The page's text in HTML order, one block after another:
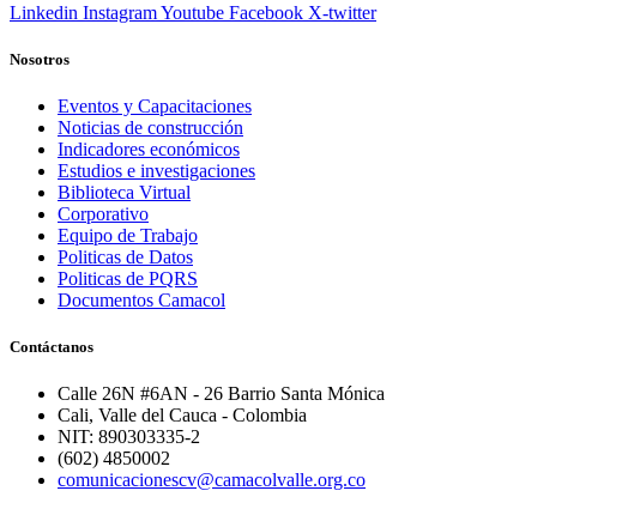
Linkedin InstagramYoutube Facebook X-twitter
Nosotros
Eventos y Capacitaciones
Noticias de construcción
Indicadores económicos
Estudios e investigaciones
Biblioteca Virtual
Corporativo
Equipo de Trabajo
Politicas de Datos
Politicas de PQRS
Documentos Camacol
Contáctanos
Calle 26N #6AN - 26 Barrio Santa Mónica
Cali, Valle del Cauca - Colombia
NIT: 890303335-2
(602) 4850002
comunicacionescv@camacolvalle.org.co